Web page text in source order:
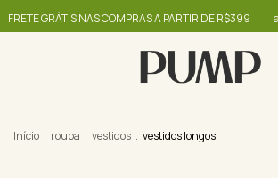
NAS COMPRAS A PARTIR DE R$399 até 60% +
Início . roupa . vestidos . vestidos longos